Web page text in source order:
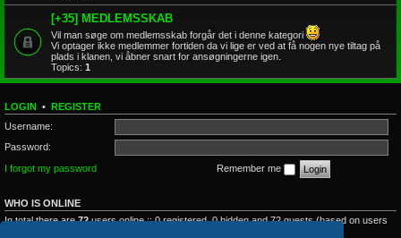
[+35] MEDLEMSSKAB
Vil man søge om medlemsskab forgår det i denne kategori
Vi optager ikke medlemmer fortiden da vi lige er ved at få nogen nye tiltag på
plads i klanen, vi åbner snart for ansøgningerne igen.
Topics: 1
LOGIN • REGISTER
Username:
Password:
I forgot my password
Remember me
WHO IS ONLINE
In total there are72users online :: 0 registered, 0 hidden and 72 guests (based on users